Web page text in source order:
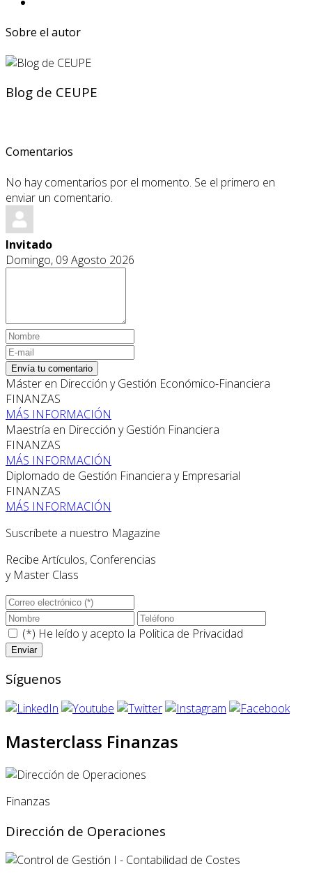
Sobre el autor
Blog de CEUPE
Comentarios
No hay comentarios por el momento. Se el primero en
enviar un comentario.
Invitado
Domingo, 09 Agosto 2026
Envía tu comentario
Máster en Dirección y Gestión Económico-Financiera
FINANZAS
MÁS INFORMACIÓN
Maestría en Dirección y Gestión Financiera
FINANZAS
MÁS INFORMACIÓN
Diplomado de Gestión Financiera y Empresarial
FINANZAS
MÁS INFORMACIÓN
Suscríbete a nuestro Magazine
Recibe Artículos, Conferencias
y Master Class
(*) He leído y acepto la Politica de Privacidad
Síguenos
Masterclass Finanzas
Finanzas
Dirección de Operaciones